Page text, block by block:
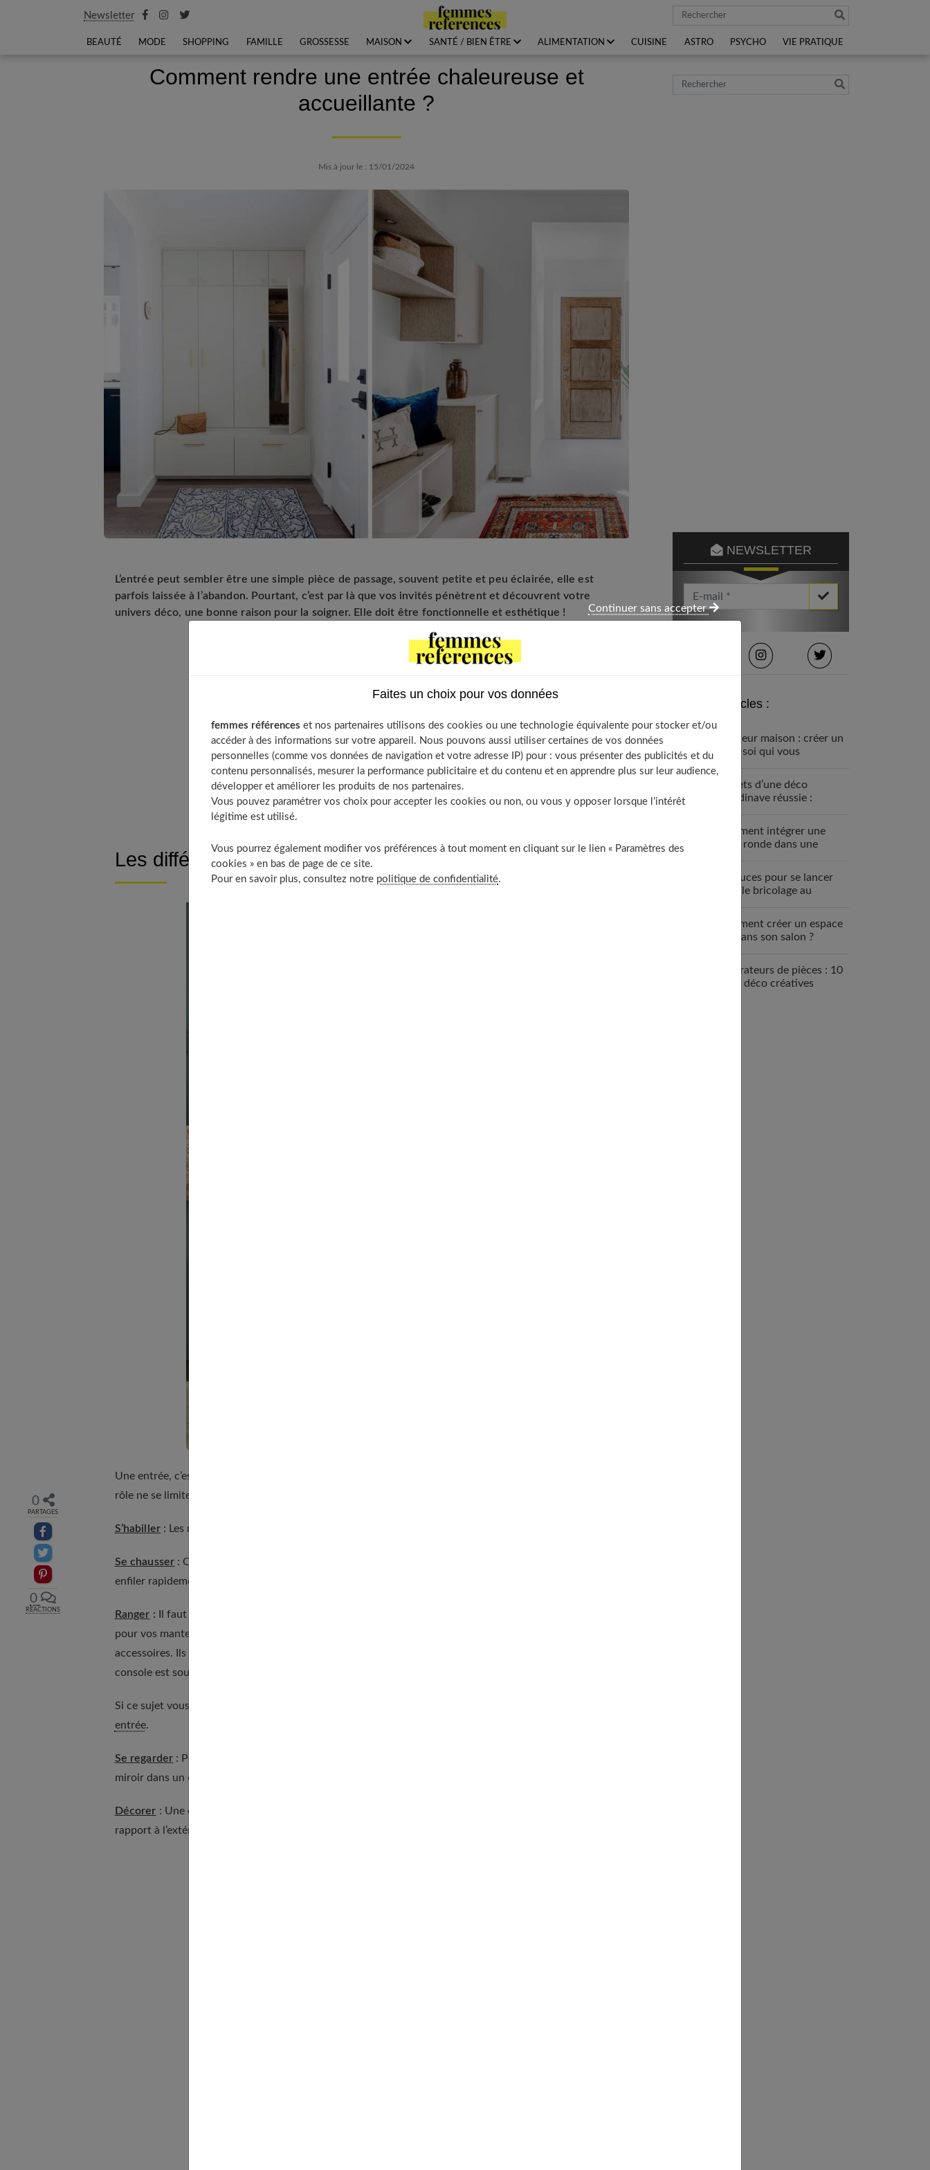
Newsletter Rechercher
BEAUTÉ MODE SHOPPING FAMILLE GROSSESSE MAISON SANTÉ / BIEN ÊTRE ALIMENTATION CUISINE ASTRO PSYCHO VIE PRATIQUE
Comment rendre une entrée chaleureuse et
accueillante ?
Mis à jour le : 15/01/2024
L’entrée peut sembler être une simple pièce de passage, souvent petite et peu éclairée, elle est
parfois laissée à l’abandon. Pourtant, c’est par là que vos invités pénètrent et découvrent votre
univers déco, une bonne raison pour la soigner. Elle doit être fonctionnelle et esthétique !
0
PARTAGES
Partager sur facebook
Partager sur Twitter
Epingler sur Pinterest
0
RÉACTIONS
Les différentes fonctions de votre entrée
Une entrée parfaitement bien optimisée et organisée
Portez une attention toute particulière à la lumière
La petite décoration dans l’entrée
À découvrir aussi
Les différentes fonctions de votre entrée
Une entrée, c’est le passage entre le monde extérieur et votre cocon réconfortant et apaisant. Mais son
rôle ne se limite pas à cette caractéristique. Elle répond en effet à quatre préoccupations :
S’habiller : Les manteaux et les vestes sont entreposés dans cette pièce pour faciliter votre choix.
Se chausser : Cet acte nécessite un accès aisé à vos chaussures et un banc et un fauteuil pour les
enfiler rapidement et sans effort.
Ranger : Il faut penser aux meubles pratiques et esthétiques qui vous offrent une surface de rangement
pour vos manteaux, mais également vos chaussures, vos gants, vos parapluies, vos sacs et autres petits
accessoires. Ils sont de préférence fermés pour éviter de surcharger cet espace parfois restreint. Une
console est souvent un atout pour déposer le courrier ou les clés.
Si ce sujet vous intéresse, découvrez également notre article sur
entrée.
Se regarder : Pour jeter un coup d’œil à votre tenue avant de sortir, il est préférable de placer un grand
miroir dans un coin de cet endroit ou en le fixant sur un mur.
Décorer : Une entrée doit être bien décorée afin de remplir son rôle d’accueil et de décompression par
rapport à l’extérieur.
Rechercher
NEWSLETTER
Votre Email *
Derniers articles :
Intérieur maison : créer un
chez-soi qui vous
Secrets d’une déco
scandinave réussie :
Comment intégrer une
table ronde dans une
5 astuces pour se lancer
dans le bricolage au
Comment créer un espace
bar dans son salon ?
Séparateurs de pièces : 10
idées déco créatives
Faites un choix pour vos données
femmes références et nos partenaires utilisons des cookies ou une technologie équivalente pour stocker et/ou
accéder à des informations sur votre appareil. Nous pouvons aussi utiliser certaines de vos données
personnelles (comme vos données de navigation et votre adresse IP) pour : vous présenter des publicités et du
contenu personnalisés, mesurer la performance publicitaire et du contenu et en apprendre plus sur leur audience,
développer et améliorer les produits de nos partenaires.
Vous pouvez paramétrer vos choix pour accepter les cookies ou non, ou vous y opposer lorsque l’intérêt
légitime est utilisé.
Vous pourrez également modifier vos préférences à tout moment en cliquant sur le lien « Paramètres des
cookies » en bas de page de ce site.
Pour en savoir plus, consultez notre politique de confidentialité.
Continuer sans accepter